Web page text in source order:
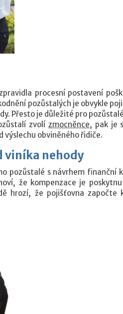
procesní postavení
pozůstalých je obvykle
Přesto je důležité pro
zvolí zmocněnce, pak je
výslechu obviněného řidiče.
viníka nehody
pozůstalé s návrhem finanční
že kompenzace je
hrozí, že pojišťovna započte